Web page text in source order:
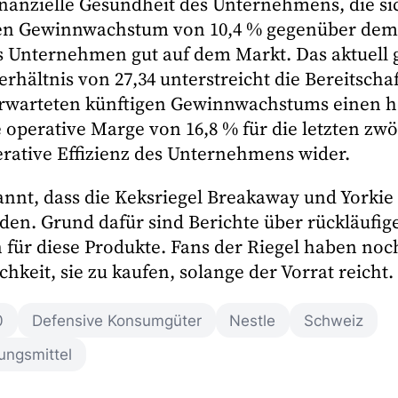
Gewinnwachstum von 10,4 % gegenüber
gut auf dem Markt. Das aktuell
von 27,34 unterstreicht die
künftigen Gewinnwachstums einen
Marge von 16,8 % für die letzten
Effizienz des Unternehmens wider.
dass die Keksriegel Breakaway und
Grund dafür sind Berichte über
diese Produkte. Fans der Riegel haben
sie zu kaufen, solange der Vorrat reicht.
Defensive Konsumgüter Nestle
Schweiz